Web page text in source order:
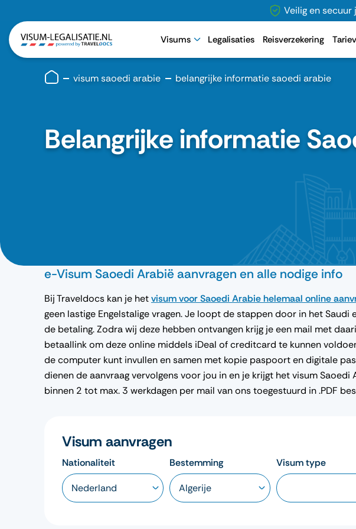
Veilig en secuur
Visums Legalisaties Reisverzekering
visum saoedi arabie belangrijke informatie saoedi arabie
Belangrijke informatie
e-Visum Saoedi Arabië aanvragen en alle nodige info
Bij Traveldocs kan je hetvisum voor Saoedi Arabie helemaal online
geen lastige Engelstalige vragen. Je loopt de stappen door in het
de betaling. Zodra wij deze hebben ontvangen krijg je een mail met
betaallink om deze online middels iDeal of creditcard te kunnen
de computer kunt invullen en samen met kopie paspoort en digitale
dienen de aanvraag vervolgens voor jou in en je krijgt het visum
binnen 2 tot max. 3 werkdagen per mail van ons toegestuurd in .PDF
Visum aanvragen
Nationaliteit Bestemming
Visum type